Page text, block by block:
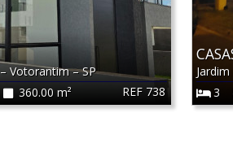
REF 738
–Votorantim–SP
360.00 m²
3